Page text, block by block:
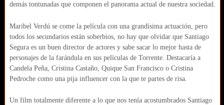
demás tontunadas que componen el panorama actual de nuestra sociedad.
Maribel Verdú se come la película con una grandísima actuación, pero
todos los secundarios están soberbios, no hay que olvidar que Santiago
Segura es un buen director de actores y sabe sacar lo mejor hasta de
personajes de la farándula en sus películas de Torrente. Destacaría a
Candela Peña, Cristina Castaño, Quique San Francisco o Cristina
Pedroche como una pija influencer con la que te partes de risa.
Un film totalmente diferente a lo que nos tenía acostumbrados Santiago